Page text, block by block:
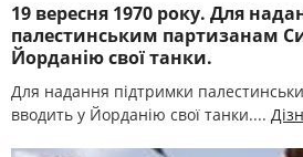
19 вересня 1970 року. Для
палестинським партизанам
Йорданію свої танки.
Для надання підтримки
вводить у Йорданію свої танки....